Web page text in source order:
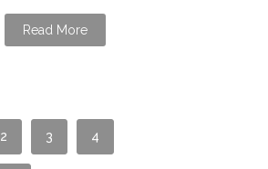
Read More
2 3 4